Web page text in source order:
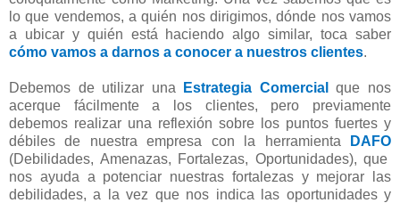
lo que vendemos, a quién nos dirigimos, dónde nos vamos
a ubicar y quién está haciendo algo similar, toca saber
cómo vamos a darnos a conocer a nuestros clientes.
Debemos de utilizar una Estrategia Comercial
que nos
acerque fácilmente a los clientes, pero previamente
debemos realizar una reflexión sobre los puntos fuertes y
débiles de nuestra empresa con la herramienta
DAFO
(Debilidades, Amenazas, Fortalezas, Oportunidades), que
nos ayuda a potenciar nuestras fortalezas y mejorar las
debilidades, a la vez que nos indica las oportunidades y